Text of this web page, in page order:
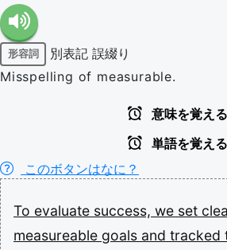
形容詞 別表記 誤綴り
Misspelling of measurable.
意味を覚える
単語を覚える
このボタンはなに？
To evaluate success, we set
measureable goals and tracked